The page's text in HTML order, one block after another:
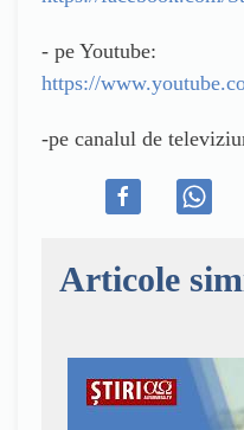
- pe Youtube:
https://
-pe canalul de
Articole